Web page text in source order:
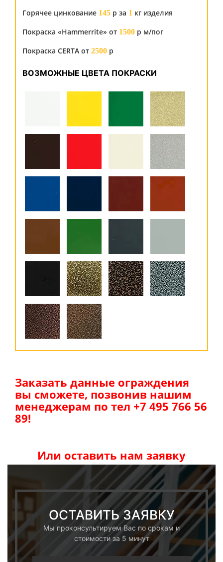
Горячее цинкование 145 р за 1 кг изделия
Покраска «Hammerrite» от 1500 р м/пог
Покраска CERTA от 2500 р
ВОЗМОЖНЫЕ ЦВЕТА ПОКРАСКИ
Заказать данные ограждения
вы сможете, позвонив нашим
менеджерам по тел +7 495 766 56
89!
Или оставить нам заявку
ОСТАВИТЬ ЗАЯВКУ
Мы проконсультируем Вас по срокам и
стоимости за 5 минут